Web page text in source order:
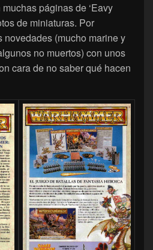
páginas de ‘Eavy
de miniaturas. Por
novedades (mucho marine y
no muertos) con unos
cara de no saber qué hacen